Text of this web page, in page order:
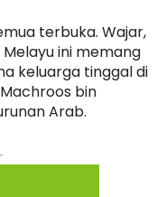
terbuka. Wajar,
ini memang
keluarga tinggal di
bin
Arab.